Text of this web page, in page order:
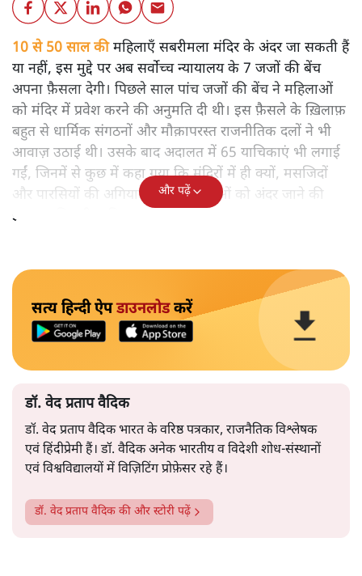
10 से 50 साल कीमहिलाएँ सबरीमला मंदिर के अंदर जा सकती हैं
या नहीं, इस मुद्दे पर अब सर्वोच्च न्यायालय के 7 जजों की बेंच
अपना फ़ैसला देगी। पिछले साल पांच जजों की बेंच ने महिलाओं
को मंदिर में प्रवेश करने की अनुमति दी थी। इस फ़ैसले के ख़िलाफ़
बहुत से धार्मिक संगठनों और मौक़ापरस्त राजनीतिक दलों ने भी
आवाज़ उठाई थी। उसके बाद अदालत में 65 याचिकाएं भी लगाई
गईं, जिनमें से कुछ में कहा गया कि मंदिरों में ही क्यों, मसजिदों
और पारसियों की अगियारी में भी महिलाओं को अंदर जाने की
इजाजत मिलनी चाहिए।
और पढ़ें
सत्य हिन्दी ऐपडाउनलोडकरें
डॉ. वेद प्रताप वैदिक
डॉ. वेद प्रताप वैदिक भारत के वरिष्ठ पत्रकार, राजनैतिक विश्लेषक
एवं हिंदीप्रेमी हैं। डॉ. वैदिक अनेक भारतीय व विदेशी शोध-संस्थानों
एवं विश्वविद्यालयों में विज़िटिंग प्रोफ़ेसर रहे हैं।
डॉ. वेद प्रताप वैदिक की और स्टोरी पढ़ें